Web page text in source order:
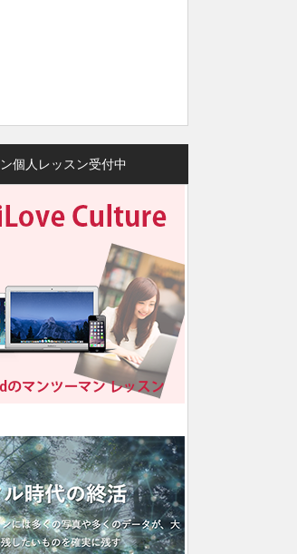
個人レッスン受付中